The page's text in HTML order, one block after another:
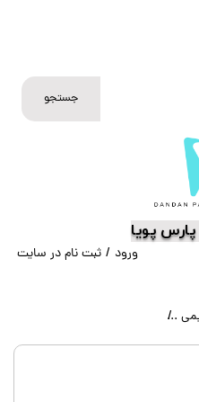
پویا
جستجو
ورود / ثبت نام در سایت